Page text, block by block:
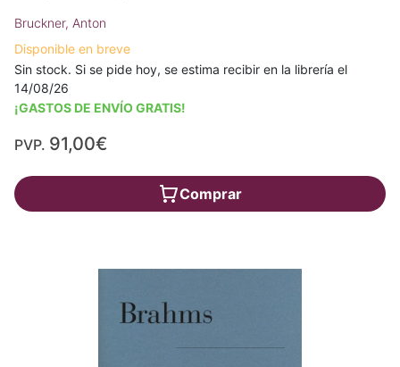
Bruckner, Anton
Disponible en breve
Sin stock. Si se pide hoy, se estima recibir en la librería el
14/08/26
¡GASTOS DE ENVÍO GRATIS!
PVP. 91,00€
Comprar